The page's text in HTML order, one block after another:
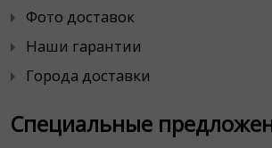
Фото доставок
Наши гарантии
Города доставки
Специальные